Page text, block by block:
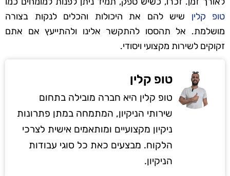
טופ קלין שיש להם את היכולות והכלים לנקות בצורה
מושלמת. אל תהססו להתקשר אלינו ולהתייעץ אם אתם
זקוקים לשירות מקצועי ויסודי.
טופ קלין
טופ קלין היא חברה מובילה בתחום
שירותי הניקיון, המתמחה במתן פתרונות
ניקיון מקצועיים ומותאמים אישית לצרכי
הלקוח. מבצעים כאת כל סוגי עבודות
הניקיון.